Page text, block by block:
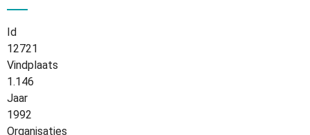
Id
12721
Vindplaats
1.146
Jaar
1992
Organisaties